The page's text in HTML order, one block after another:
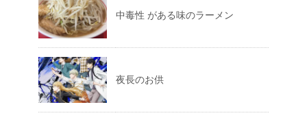
中毒性 がある味のラーメン
夜長のお供